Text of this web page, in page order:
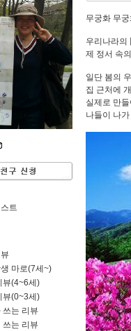
트
마로(7세~)
뷰(4~6세)
뷰(0~3세)
쓰는 리뷰
쓰는 리뷰
무궁화 무
우리나라의
제 정서 속
일단 봄의
집 근처에
실제로 만
나들이 나